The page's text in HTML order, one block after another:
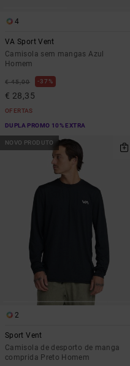
4
VA Sport Vent
Camisola sem mangas Azul
Homem
€ 45,00 37%
€ 28,35
OFERTAS
DUPLA PROMO 10% EXTRA
NOVO PRODUTO
2
Sport Vent
Camisola de desporto de manga
comprida Preto Homem